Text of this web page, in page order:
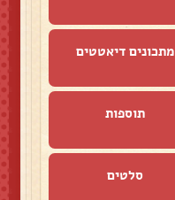
מתכונים דיאטטים
תוספות
סלטים